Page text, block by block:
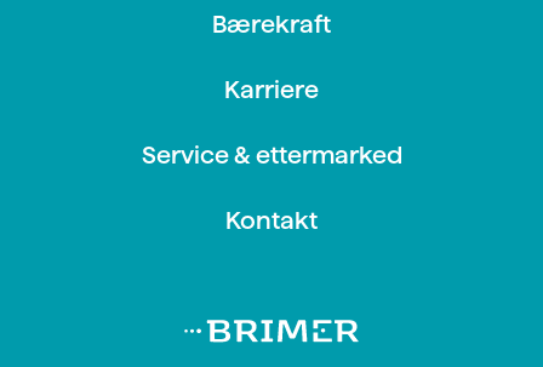
Bærekraft
Karriere
Service & ettermarked
Kontakt